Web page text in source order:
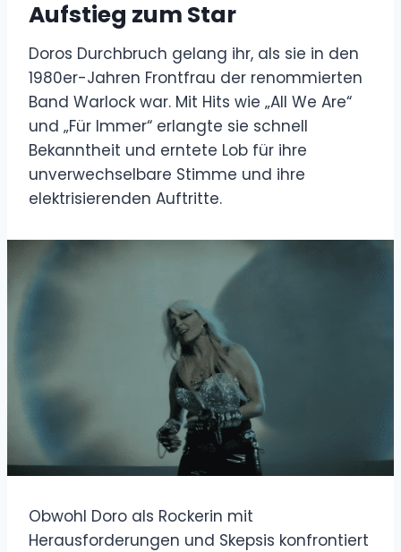
Aufstieg zum Star
Doros Durchbruch gelang ihr, als sie in den
1980er-Jahren Frontfrau der renommierten
Band Warlock war. Mit Hits wie „All We Are“
und „Für Immer“ erlangte sie schnell
Bekanntheit und erntete Lob für ihre
unverwechselbare Stimme und ihre
elektrisierenden Auftritte.
Obwohl Doro als Rockerin mit
Herausforderungen und Skepsis konfrontiert